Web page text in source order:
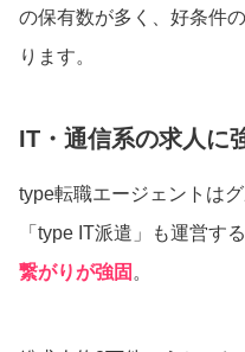
の保有数が多く、好条件
ります。
IT・通信系の求人に
type転職エージェントは
「type IT派遣」も運営する
繋がりが強固 。